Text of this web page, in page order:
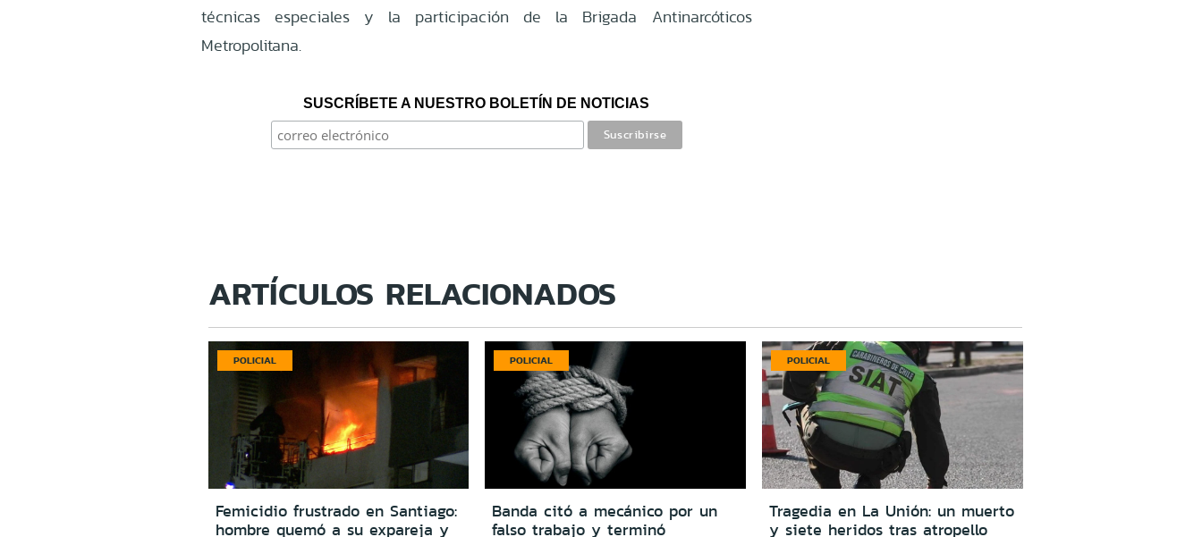
técnicas especiales y la participación de la Brigada Antinarcóticos
Metropolitana.
SUSCRÍBETE A NUESTRO BOLETÍN DE NOTICIAS
ARTÍCULOS RELACIONADOS
POLICIAL
Femicidio frustrado en Santiago:
hombre quemó a su expareja y
POLICIAL
Banda citó a mecánico por un
falso trabajo y terminó
POLICIAL
Tragedia en La Unión: un muerto
y siete heridos tras atropello